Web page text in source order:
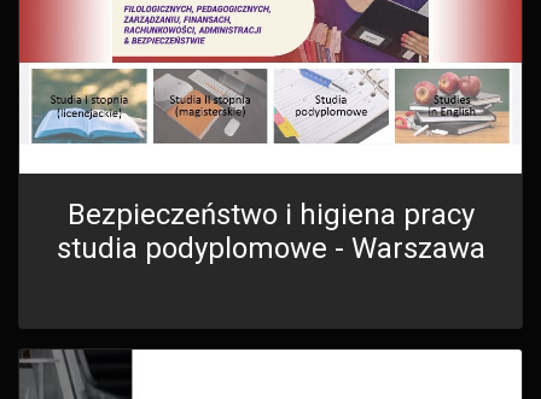
Bezpieczeństwo i higiena pracy
studia podyplomowe - Warszawa